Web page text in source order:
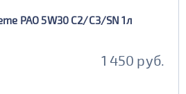
PAO 5W30 C2/C3/SN 1л
1 450 руб.